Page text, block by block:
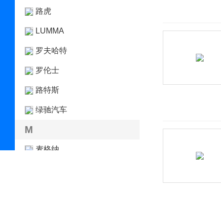
路虎
LUMMA
罗夫哈特
罗伦士
路特斯
绿驰汽车
M
麦格纳